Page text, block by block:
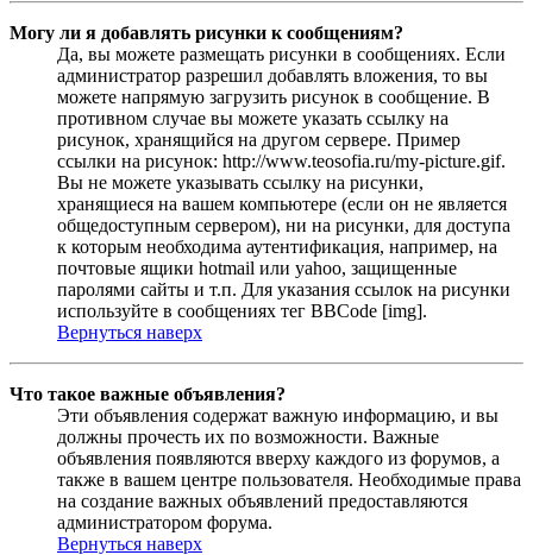
Могу ли я добавлять рисунки к сообщениям?
Да, вы можете размещать рисунки в сообщениях. Если
администратор разрешил добавлять вложения, то вы
можете напрямую загрузить рисунок в сообщение. В
противном случае вы можете указать ссылку на
рисунок, хранящийся на другом сервере. Пример
ссылки на рисунок: http://www.teosofia.ru/my-picture.gif.
Вы не можете указывать ссылку на рисунки,
хранящиеся на вашем компьютере (если он не является
общедоступным сервером), ни на рисунки, для доступа
к которым необходима аутентификация, например, на
почтовые ящики hotmail или yahoo, защищенные
паролями сайты и т.п. Для указания ссылок на рисунки
используйте в сообщениях тег BBCode [img].
Вернуться наверх
Что такое важные объявления?
Эти объявления содержат важную информацию, и вы
должны прочесть их по возможности. Важные
объявления появляются вверху каждого из форумов, а
также в вашем центре пользователя. Необходимые права
на создание важных объявлений предоставляются
администратором форума.
Вернуться наверх